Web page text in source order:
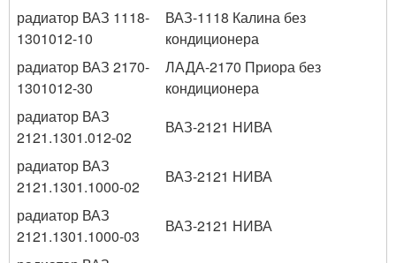
радиатор ВАЗ 1118-
1301012-10
ВАЗ-1118 Калина без
кондиционера
радиатор ВАЗ 2170-
1301012-30
ЛАДА-2170 Приора без
кондиционера
радиатор ВАЗ
2121.1301.012-02
ВАЗ-2121 НИВА
радиатор ВАЗ
2121.1301.1000-02
ВАЗ-2121 НИВА
радиатор ВАЗ
2121.1301.1000-03
ВАЗ-2121 НИВА